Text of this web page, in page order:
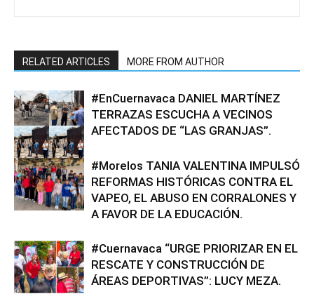
RELATED ARTICLES MORE FROM AUTHOR
#EnCuernavaca DANIEL MARTÍNEZ
TERRAZAS ESCUCHA A VECINOS
AFECTADOS DE “LAS GRANJAS”.
#Morelos TANIA VALENTINA IMPULSÓ
REFORMAS HISTÓRICAS CONTRA EL
VAPEO, EL ABUSO EN CORRALONES Y
A FAVOR DE LA EDUCACIÓN.
#Cuernavaca “URGE PRIORIZAR EN EL
RESCATE Y CONSTRUCCIÓN DE
ÁREAS DEPORTIVAS”: LUCY MEZA.